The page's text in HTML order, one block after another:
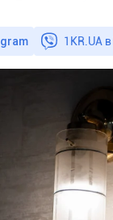
1KR.UA в